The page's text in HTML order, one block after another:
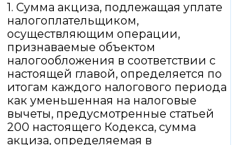
1. Сумма акциза, подлежащая уплате
налогоплательщиком,
осуществляющим операции,
признаваемые объектом
налогообложения в соответствии с
настоящей главой, определяется по
итогам каждого налогового периода
как уменьшенная на налоговые
вычеты, предусмотренные статьей
200 настоящего Кодекса, сумма
акциза, определяемая в